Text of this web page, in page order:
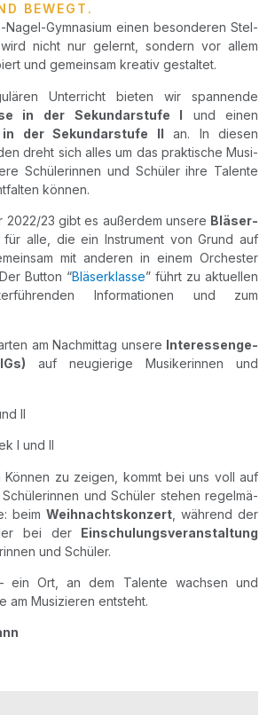
BEWEGT.
Nagel-Gym­na­si­um einen beson­de­ren Stel­
nicht nur gelernt, son­dern vor allem
und gemein­sam krea­tiv gestaltet.
Unter­richt bie­ten wir span­nen­de
in der Sekun­dar­stu­fe I und einen
in der Sekun­dar­stu­fe II an. In die­sen
dreht sich alles um das prak­ti­sche Musi­
Schü­le­rin­nen und Schü­ler ihre Talen­te
können.
2022/​23 gibt es außer­dem unse­re Blä­ser­
alle, die ein Instru­ment von Grund auf
mit ande­ren in einem Orches­ter
But­ton “Blä­ser­klas­se” führt zu aktu­el­len
Infor­ma­tio­nen und zum
am Nach­mit­tag unse­re Inter­es­sen­ge­
auf neu­gie­ri­ge Musi­ke­rin­nen und
II
I und II
Kön­nen zu zei­gen, kommt bei uns voll auf
und Schü­ler ste­hen regel­mä­
beimWeih­nachts­kon­zert , wäh­rend der
bei der Ein­schu­lungs­ver­an­stal­tung
und Schüler.
ein Ort, an dem Talen­te wach­sen und
am Musi­zie­ren entsteht.